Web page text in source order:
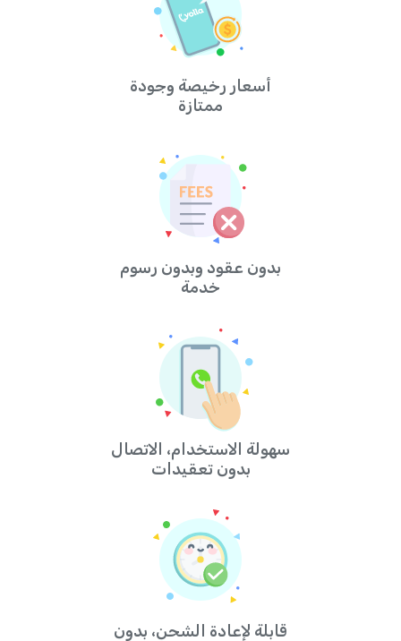
أسعار رخيصة وجودة
ممتازة
بدون عقود وبدون رسوم
خدمة
سهولة الاستخدام، الاتصال
بدون تعقيدات
قابلة لإعادة الشحن، بدون